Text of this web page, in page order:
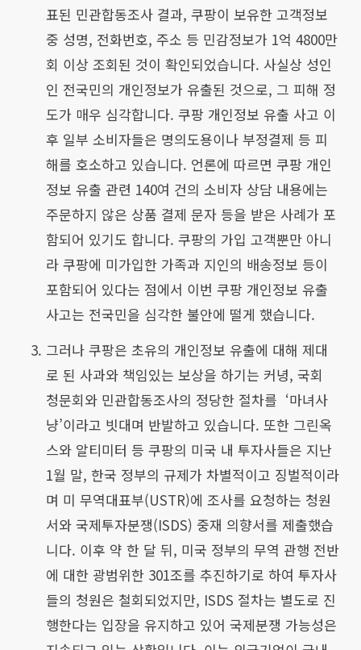
표된 민관합동조사 결과, 쿠팡이 보유한 고객정보
중 성명, 전화번호, 주소 등 민감정보가 1억 4800만
회 이상 조회된 것이 확인되었습니다. 사실상 성인
인 전국민의 개인정보가 유출된 것으로, 그 피해 정
도가 매우 심각합니다. 쿠팡 개인정보 유출 사고 이
후 일부 소비자들은 명의도용이나 부정결제 등 피
해를 호소하고 있습니다. 언론에 따르면 쿠팡 개인
정보 유출 관련 140여 건의 소비자 상담 내용에는
주문하지 않은 상품 결제 문자 등을 받은 사례가 포
함되어 있기도 합니다. 쿠팡의 가입 고객뿐만 아니
라 쿠팡에 미가입한 가족과 지인의 배송정보 등이
포함되어 있다는 점에서 이번 쿠팡 개인정보 유출
사고는 전국민을 심각한 불안에 떨게 했습니다.
그러나 쿠팡은 초유의 개인정보 유출에 대해 제대
로 된 사과와 책임있는 보상을 하기는 커녕, 국회
청문회와 민관합동조사의 정당한 절차를 ‘마녀사
냥’이라고 빗대며 반발하고 있습니다. 또한 그린옥
스와 알티미터 등 쿠팡의 미국 내 투자사들은 지난
1월 말, 한국 정부의 규제가 차별적이고 징벌적이라
며 미 무역대표부(USTR)에 조사를 요청하는 청원
서와 국제투자분쟁(ISDS) 중재 의향서를 제출했습
니다. 이후 약 한 달 뒤, 미국 정부의 무역 관행 전반
에 대한 광범위한 301조를 추진하기로 하여 투자사
들의 청원은 철회되었지만, ISDS 절차는 별도로 진
행한다는 입장을 유지하고 있어 국제분쟁 가능성은